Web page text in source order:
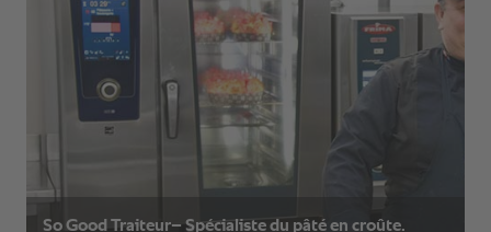
So Good Traiteur– Spécialiste du pâté en croûte.